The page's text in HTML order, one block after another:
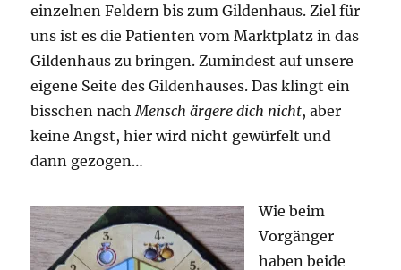
einzelnen Feldern bis zum Gildenhaus. Ziel für
uns ist es die Patienten vom Marktplatz in das
Gildenhaus zu bringen. Zumindest auf unsere
eigene Seite des Gildenhauses. Das klingt ein
bisschen nach Mensch ärgere dich nicht, aber
keine Angst, hier wird nicht gewürfelt und
dann gezogen…
Wie beim
Vorgänger
haben beide